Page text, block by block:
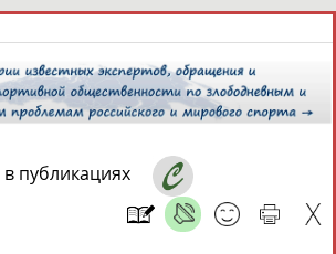
9 августа 2026 года,00:23
Расширенный поиск
в публикациях